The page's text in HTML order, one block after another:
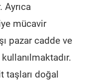
mücavir
pazar cadde ve
taşları doğal